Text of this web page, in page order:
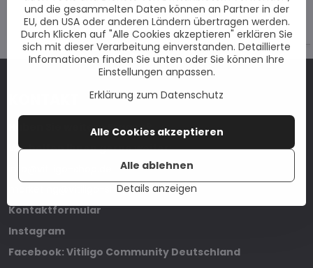
Holzwickede, vor 4
Stunden.
Haben Sie weitere Fragen?
Wir helfen Ihnen gerne weiter:
marketing@vitiligo-shop.de
Kontaktformular
Instagram
Facebook: Vitiligo Community Deutschland
und die gesammelten Daten können an Partner in der
EU, den USA oder anderen Ländern übertragen werden.
Durch Klicken auf "Alle Cookies akzeptieren" erklären Sie
sich mit dieser Verarbeitung einverstanden. Detaillierte
Informationen finden Sie unten oder Sie können Ihre
Einstellungen anpassen.
Erklärung zum Datenschutz
Details anzeigen
Alle Cookies akzeptieren
Alle ablehnen